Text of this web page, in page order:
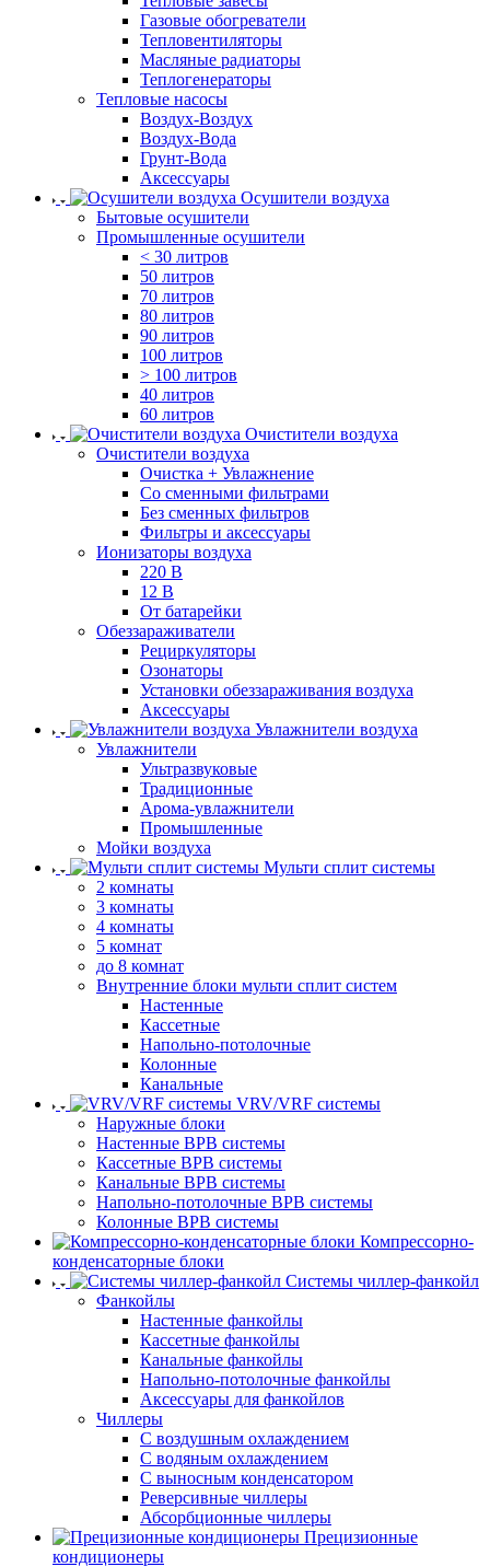
Газовые обогреватели
Тепловентиляторы
Масляные радиаторы
Теплогенераторы
Тепловые насосы
Воздух-Воздух
Воздух-Вода
Грунт-Вода
Аксессуары
Осушители воздуха
Бытовые осушители
Промышленные осушители
< 30 литров
50 литров
70 литров
80 литров
90 литров
100 литров
> 100 литров
40 литров
60 литров
Очистители воздуха
Очистители воздуха
Очистка + Увлажнение
Cо сменными фильтрами
Без сменных фильтров
Фильтры и аксессуары
Ионизаторы воздуха
220 В
12 В
От батарейки
Обеззараживатели
Рециркуляторы
Озонаторы
Установки обеззараживания воздуха
Аксессуары
Увлажнители воздуха
Увлажнители
Ультразвуковые
Традиционные
Арома-увлажнители
Промышленные
Мойки воздуха
Мульти сплит системы
2 комнаты
3 комнаты
4 комнаты
5 комнат
до 8 комнат
Внутренние блоки мульти сплит систем
Настенные
Кассетные
Напольно-потолочные
Колонные
Канальные
VRV/VRF системы
Наружные блоки
Настенные ВРВ системы
Кассетные ВРВ системы
Канальные ВРВ системы
Напольно-потолочные ВРВ системы
Колонные ВРВ системы
Компрессорно-
конденсаторные блоки
Системы чиллер-фанкойл
Фанкойлы
Настенные фанкойлы
Кассетные фанкойлы
Канальные фанкойлы
Напольно-потолочные фанкойлы
Аксессуары для фанкойлов
Чиллеры
С воздушным охлаждением
С водяным охлаждением
С выносным конденсатором
Реверсивные чиллеры
Абсорбционные чиллеры
Прецизионные
кондиционеры